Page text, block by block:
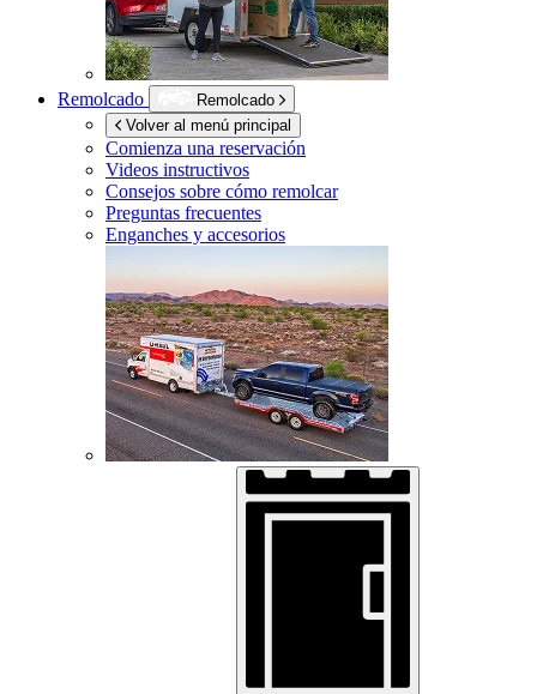
Remolcado
Remolcado
Volver al menú principal
Comienza una reservación
Videos instructivos
Consejos sobre cómo remolcar
Preguntas frecuentes
Enganches y accesorios